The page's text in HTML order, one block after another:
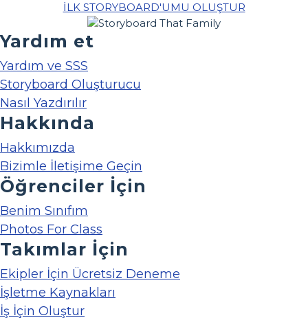
İLK STORYBOARD'UMU OLUŞTUR
Yardım et
Yardım ve SSS
Storyboard Oluşturucu
Nasıl Yazdırılır
Hakkında
Hakkımızda
Bizimle İletişime Geçin
Öğrenciler İçin
Benim Sınıfım
Photos For Class
Takımlar İçin
Ekipler İçin Ücretsiz Deneme
İşletme Kaynakları
İş İçin Oluştur